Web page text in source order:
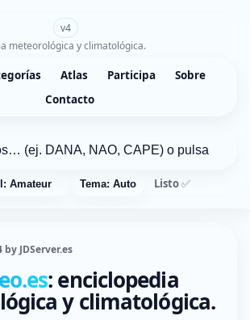
v4
meteorológica y climatológica.
Atlas Participa
Sobre
Contacto
Amateur Tema: Auto Listo ✅
JDServer.es
: enciclopedia
y climatológica.